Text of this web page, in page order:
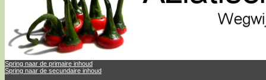
Spring naar de primaire inhoud
Spring naar de secundaire inhoud